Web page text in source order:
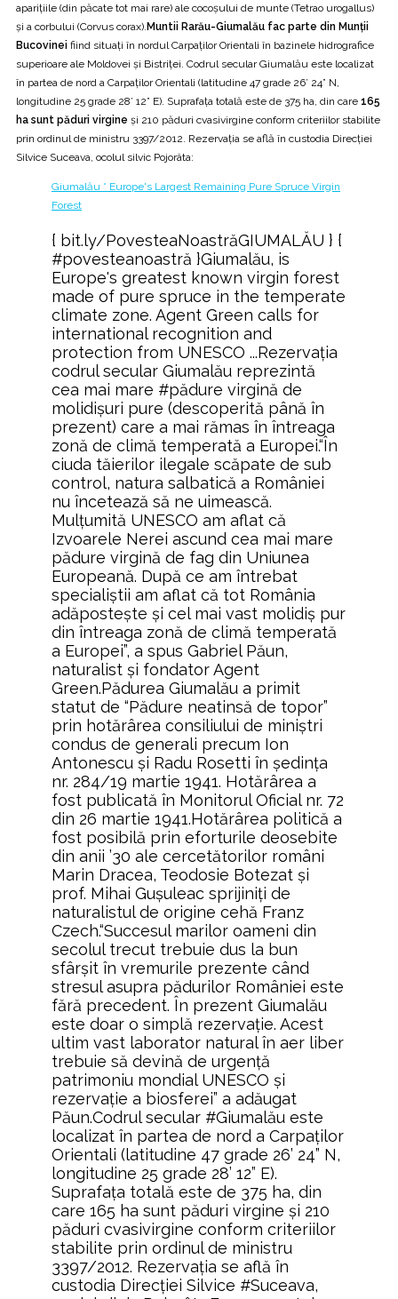
apariţiile (din păcate tot mai rare) ale cocoşului de munte (Tetrao urogallus)
şi a corbului (Corvus corax). Muntii Rarău-Giumalău fac parte din Munții
Bucovinei fiind situați în nordul Carpaților Orientali în bazinele hidrografice
superioare ale Moldovei și Bistriței. Codrul secular Giumalău este localizat
în partea de nord a Carpaţilor Orientali (latitudine 47 grade 26’ 24” N,
longitudine 25 grade 28’ 12” E). Suprafaţa totală este de 375 ha, din care 165
ha sunt păduri virgine şi 210 păduri cvasivirgine conform criteriilor stabilite
prin ordinul de ministru 3397/2012. Rezervaţia se află în custodia Direcţiei
Silvice Suceava, ocolul silvic Pojorâta:
Giumalău * Europe's Largest Remaining Pure Spruce Virgin
Forest
{ bit.ly/PovesteaNoastrăGIUMALĂU } {
#povesteanoastră }Giumalău, is
Europe's greatest known virgin forest
made of pure spruce in the temperate
climate zone. Agent Green calls for
international recognition and
protection from UNESCO ...Rezervaţia
codrul secular Giumalău reprezintă
cea mai mare #pădure virgină de
molidişuri pure (descoperită până în
prezent) care a mai rămas în întreaga
zonă de climă temperată a Europei.“În
ciuda tăierilor ilegale scăpate de sub
control, natura salbatică a României
nu încetează să ne uimească.
Mulţumită UNESCO am aflat că
Izvoarele Nerei ascund cea mai mare
pădure virgină de fag din Uniunea
Europeană. După ce am întrebat
specialiştii am aflat că tot România
adăposteşte şi cel mai vast molidiş pur
din întreaga zonă de climă temperată
a Europei”, a spus Gabriel Păun,
naturalist şi fondator Agent
Green.Pădurea Giumalău a primit
statut de “Pădure neatinsă de topor”
prin hotărârea consiliului de miniştri
condus de generali precum Ion
Antonescu şi Radu Rosetti în şedinţa
nr. 284/19 martie 1941. Hotărârea a
fost publicată în Monitorul Oficial nr. 72
din 26 martie 1941.Hotărârea politică a
fost posibilă prin eforturile deosebite
din anii ’30 ale cercetătorilor români
Marin Dracea, Teodosie Botezat şi
prof. Mihai Guşuleac sprijiniţi de
naturalistul de origine cehă Franz
Czech.“Succesul marilor oameni din
secolul trecut trebuie dus la bun
sfârşit în vremurile prezente când
stresul asupra pădurilor României este
fără precedent. În prezent Giumalău
este doar o simplă rezervaţie. Acest
ultim vast laborator natural în aer liber
trebuie să devină de urgenţă
patrimoniu mondial UNESCO şi
rezervaţie a biosferei” a adăugat
Păun.Codrul secular #Giumalău este
localizat în partea de nord a Carpaţilor
Orientali (latitudine 47 grade 26’ 24” N,
longitudine 25 grade 28’ 12” E).
Suprafaţa totală este de 375 ha, din
care 165 ha sunt păduri virgine şi 210
păduri cvasivirgine conform criteriilor
stabilite prin ordinul de ministru
3397/2012. Rezervaţia se află în
custodia Direcţiei Silvice #Suceava,